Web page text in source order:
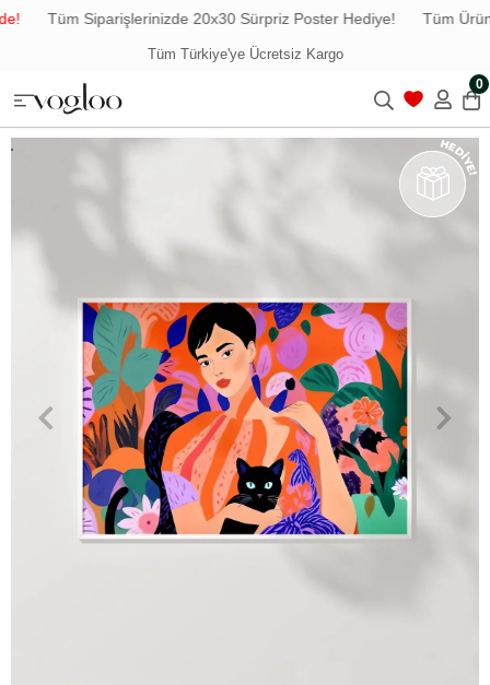
Tüm Siparişlerinizde 20x30 Sürpriz Poster Hediye! Tüm
Tüm Türkiye'ye Ücretsiz Kargo
0